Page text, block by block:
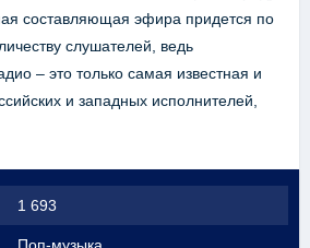
составляющая эфира придется по
слушателей, ведь
– это только самая известная и
и западных исполнителей,
1 693